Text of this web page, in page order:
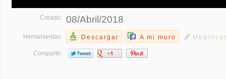
Creado: 08/Abril/2018
Herramientas: Descargar A mi muro
Comparte: